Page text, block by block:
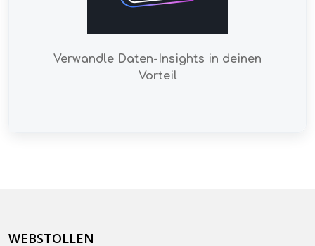
Verwandle Daten-Insights in deinen
Vorteil
WEBSTOLLEN